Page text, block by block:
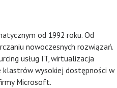
od 1992 roku. Od
nowoczesnych rozwiązań.
usług IT, wirtualizacja
klastrów wysokiej dostępności w
Microsoft.